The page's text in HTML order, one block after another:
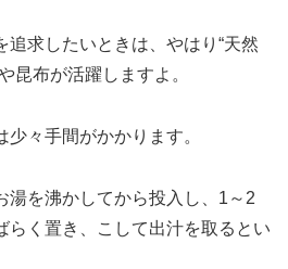
追求したいときは、やはり“天然
昆布が活躍しますよ。
々手間がかかります。
湯を沸かしてから投入し、1～2
らく置き、こして出汁を取るとい